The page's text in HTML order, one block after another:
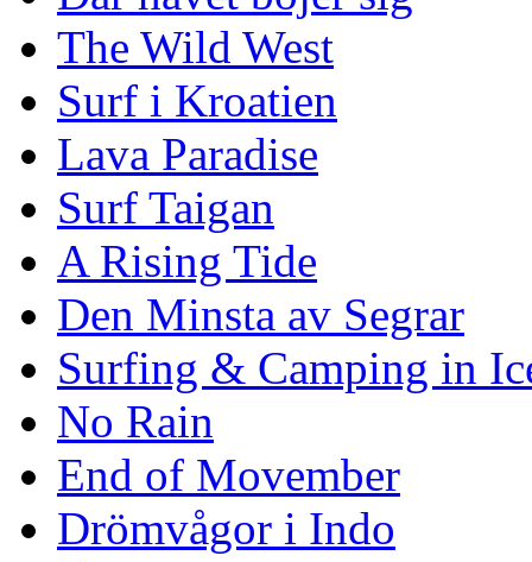
The Wild West
Surf i Kroatien
Lava Paradise
Surf Taigan
A Rising Tide
Den Minsta av Segrar
Surfing & Camping in
No Rain
End of Movember
Drömvågor i Indo